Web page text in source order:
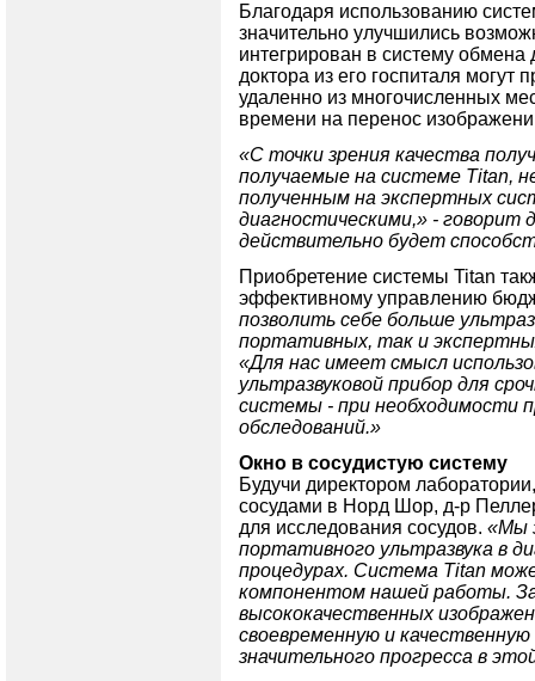
Благодаря использованию
значительно улучшились
интегрирован в систему
доктора из его госпиталя могут
удаленно из многочисленных
времени на перенос
«С точки зрения качества
получаемые на системе Titan,
полученным на экспертных
диагностическими,» -
действительно будет
Приобретение системы Titan
эффективному управлению
позволить себе больше
портативных, так и
«Для нас имеет смысл
ультразвуковой прибор для
системы - при необходимости
обследований.»
Окно в сосудистую систему
Будучи директором
сосудами в Норд Шор, д-р
для исследования сосудов. «Мы
портативного ультразвука в
процедурах. Система Titan
компонентом нашей работы.
высококачественных
своевременную и
значительного прогресса в